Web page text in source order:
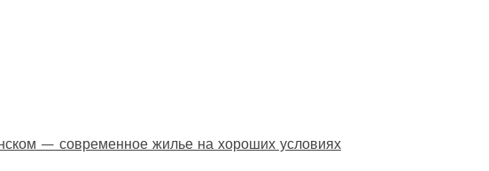
— современное жилье на хороших условиях